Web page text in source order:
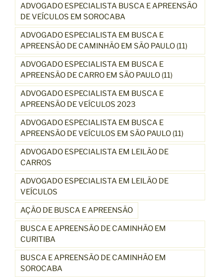
ADVOGADO ESPECIALISTA BUSCA E APREENSÃO
DE VEÍCULOS EM SOROCABA
ADVOGADO ESPECIALISTA EM BUSCA E
APREENSÃO DE CAMINHÃO EM SÃO PAULO (11)
ADVOGADO ESPECIALISTA EM BUSCA E
APREENSÃO DE CARRO EM SÃO PAULO (11)
ADVOGADO ESPECIALISTA EM BUSCA E
APREENSÃO DE VEÍCULOS 2023
ADVOGADO ESPECIALISTA EM BUSCA E
APREENSÃO DE VEÍCULOS EM SÃO PAULO (11)
ADVOGADO ESPECIALISTA EM LEILÃO DE
CARROS
ADVOGADO ESPECIALISTA EM LEILÃO DE
VEÍCULOS
AÇÃO DE BUSCA E APREENSÃO
BUSCA E APREENSÃO DE CAMINHÃO EM
CURITIBA
BUSCA E APREENSÃO DE CAMINHÃO EM
SOROCABA